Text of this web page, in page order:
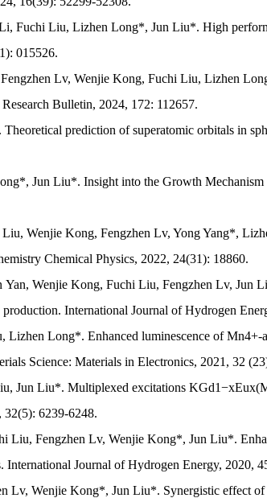
Fuchi Liu, Lizhen Long*, Jun Liu*. High
015526.
Lv, Wenjie Kong, Fuchi Liu, Lizhen
Bulletin, 2024, 172: 112657.
prediction of superatomic orbitals in
Jun Liu*. Insight into the Growth Mechanism
Wenjie Kong, Fengzhen Lv, Yong Yang*,
Chemical Physics, 2022, 24(31): 18860.
Wenjie Kong, Fuchi Liu, Fengzhen Lv, Jun
International Journal of Hydrogen
Long*. Enhanced luminescence of
Science: Materials in Electronics, 2021, 32
Jun Liu*. Multiplexed excitations
32(5): 6239-6248.
Fengzhen Lv, Wenjie Kong*, Jun Liu*.
International Journal of Hydrogen Energy, 2020,
Wenjie Kong*, Jun Liu*. Synergistic effect